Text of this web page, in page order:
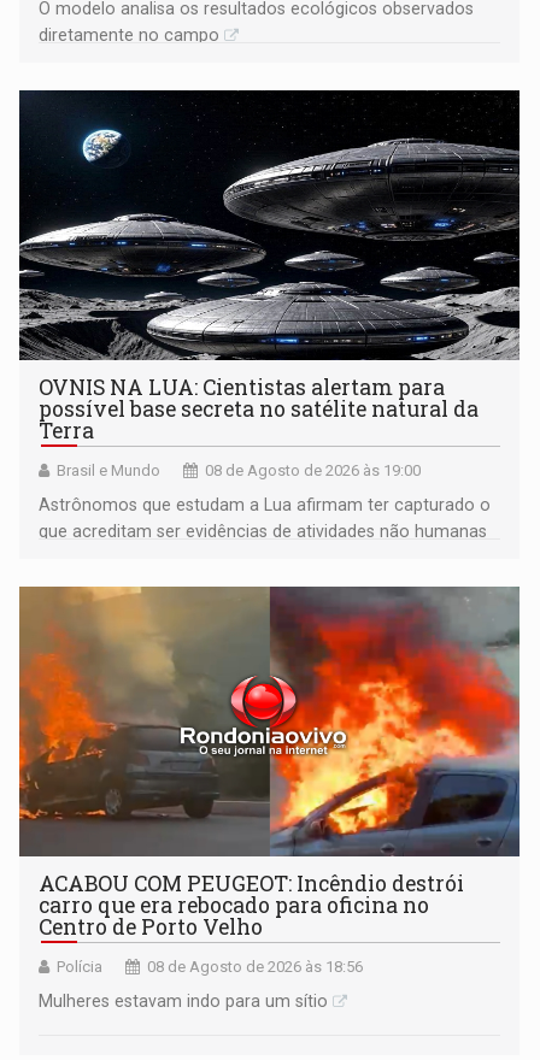
O modelo analisa os resultados ecológicos observados
diretamente no campo
OVNIS NA LUA: Cientistas alertam para
possível base secreta no satélite natural da
Terra
Brasil e Mundo 08 de Agosto de 2026 às 19:00
Astrônomos que estudam a Lua afirmam ter capturado o
que acreditam ser evidências de atividades não humanas
órbita
ACABOU COM PEUGEOT: Incêndio destrói
carro que era rebocado para oficina no
Centro de Porto Velho
Polícia 08 de Agosto de 2026 às 18:56
Mulheres estavam indo para um sítio